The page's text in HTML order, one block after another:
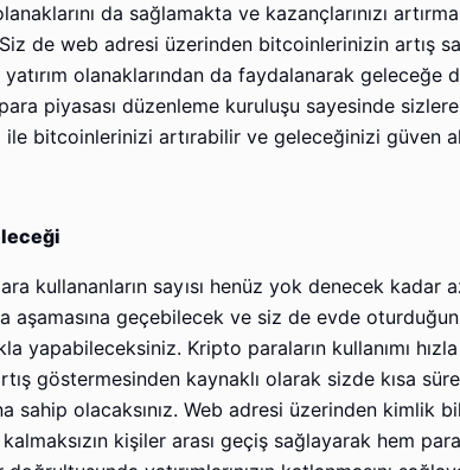
da sağlamakta ve kazançlarınızı
de web adresi üzerinden bitcoinlerinizin artış
olanaklarından da faydalanarak geleceğe
piyasası düzenleme kuruluşu sayesinde sizlere
bitcoinlerinizi artırabilir ve geleceğinizi güven
kullananların sayısı henüz yok denecek
aşamasına geçebilecek ve siz de evde
yapabileceksiniz. Kripto paraların kullanımı
göstermesinden kaynaklı olarak sizde kısa
sahip olacaksınız. Web adresi üzerinden
kişiler arası geçiş sağlayarak hem